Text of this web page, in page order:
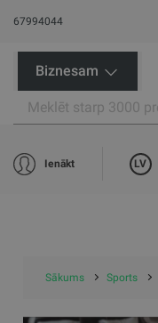
67994044
Biznesam
Ienākt LV
Sākums Sports